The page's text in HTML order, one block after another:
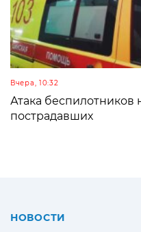
Вчера, 10:32
Атака беспилотников
пострадавших
НОВОСТИ